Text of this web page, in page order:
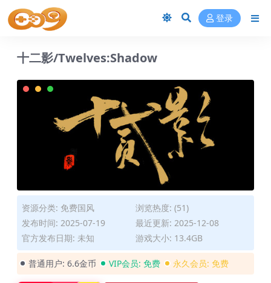
登录
十二影/Twelves:Shadow
资源分类: 免费国风
浏览热度: (51)
发布时间: 2025-07-19
最近更新: 2025-12-08
官方发布日期: 未知
游戏大小: 13.4GB
普通用户: 6.6金币 VIP会员: 免费 永久会员: 免费